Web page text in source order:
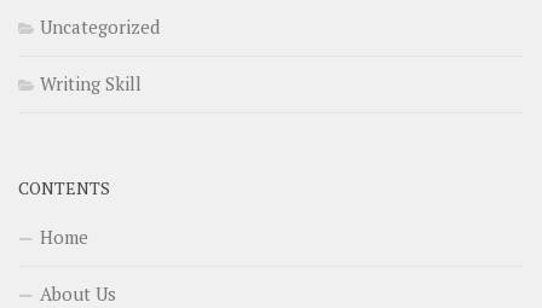
Uncategorized
Writing Skill
CONTENTS
Home
About Us